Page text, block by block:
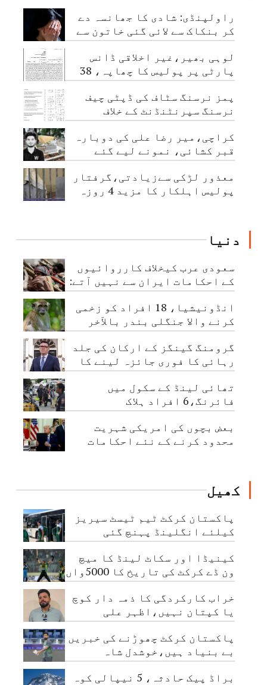
راولپنڈی: شادی کا جھانسہ دے
کر بنکاک سے لائی گئی خاتون سے
مبینہ زیادتی، ملزم گرفتار
لوہی بھیر،غیر اخلاقی ڈانس
پارٹی پر پولیس کا چھاپہ، 38
نوجوان گرفتار
پمز نرسنگ سٹاف کی ڈپٹی چیف
نرسنگ سپرنٹنڈنٹ کے خلاف
اجتماعی شکایت
کراچی،میر رضا علی کی دوبارہ
قبر کشائی، نمونے لیے گئے
معذور لڑکی سےزیادتی،گرفتار
پولیس اہلکار کا مزید 4 روزہ
دنیا
سعودی عرب کیخلاف کارروائیوں
کے احکامات ایران سے نہیں آتے:
حوثی عہدیدار
انڈونیشیا، 18 افراد کو زخمی
کرنے والا جنگلی بندر بالآخر
قابو کرلیا گیا
گرومنگ گینگز کے ارکان کی جلد
رہائی کا فوری جائزہ لینے کا
حکم
تھائی لینڈ کے سکول میں
فائرنگ،6 افراد ہلاک
بعض بچوں کی امریکی شہریت
محدود کرنے کے نئے احکامات
کھیل
پاکستان کرکٹ ٹیم ٹیسٹ سیریز
کیلئے انگلینڈ پہنچ گئی
کینیڈا اور سکاٹ لینڈ کا میچ
ون ڈے کرکٹ کی تاریخ کا 5000واں
مقابلہ
خراب کارکردگی کا ذمہ دار کوچ
یا کپتان نہیں،اظہر علی
پاکستان کرکٹ چھوڑنے کی خبریں
بے بنیاد ہیں،خوشدل شاہ
براڈ پیک حادثہ، 5 نیپالی کوہ